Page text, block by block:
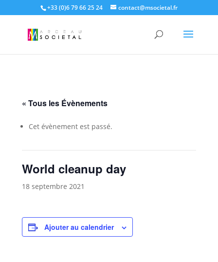
+33 (0)6 79 66 25 24 contact@msocietal.fr
« Tous les Évènements
Cet évènement est passé.
World cleanup day
18 septembre 2021
Ajouter au calendrier